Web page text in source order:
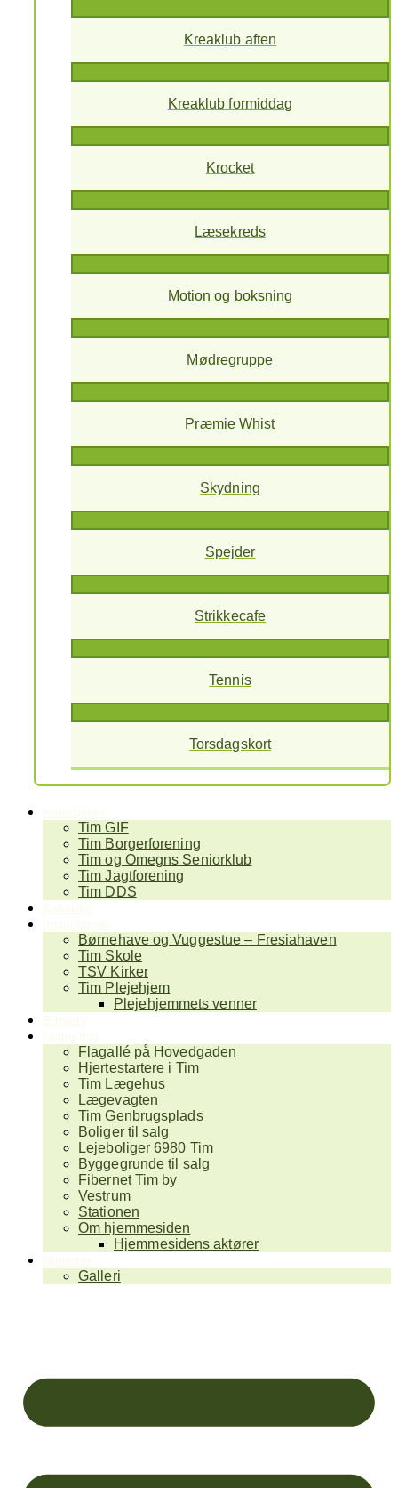
Kreaklub aften
Kreaklub formiddag
Krocket
Læsekreds
Motion og boksning
Mødregruppe
Præmie Whist
Skydning
Spejder
Strikkecafe
Tennis
Torsdagskort
Tim GIF
Tim Borgerforening
Tim og Omegns Seniorklub
Tim Jagtforening
Tim DDS
Børnehave og Vuggestue – Fresiahaven
Tim Skole
TSV Kirker
Tim Plejehjem
Plejehjemmets venner
Flagallé på Hovedgaden
Hjertestartere i Tim
Tim Lægehus
Lægevagten
Tim Genbrugsplads
Boliger til salg
Lejeboliger 6980 Tim
Byggegrunde til salg
Fibernet Tim by
Vestrum
Stationen
Om hjemmesiden
Hjemmesidens aktører
Galleri